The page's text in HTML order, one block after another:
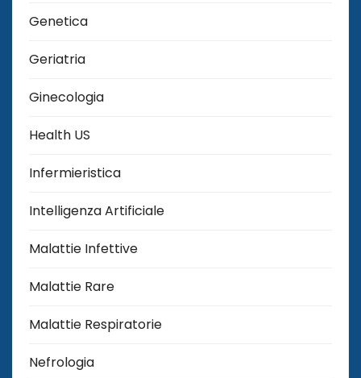
Genetica
Geriatria
Ginecologia
Health US
Infermieristica
Intelligenza Artificiale
Malattie Infettive
Malattie Rare
Malattie Respiratorie
Nefrologia